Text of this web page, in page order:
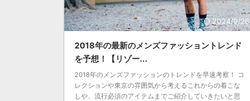
2024/9/26
2018年の最新のメンズファッショントレンド
を予想！【リゾー...
2018年のメンズファッションのトレンドを早速考察！ コ
レクションや東京の雰囲気から考えるこれからの着こな
しや、流行必須のアイテムまでご紹介していきたいと思